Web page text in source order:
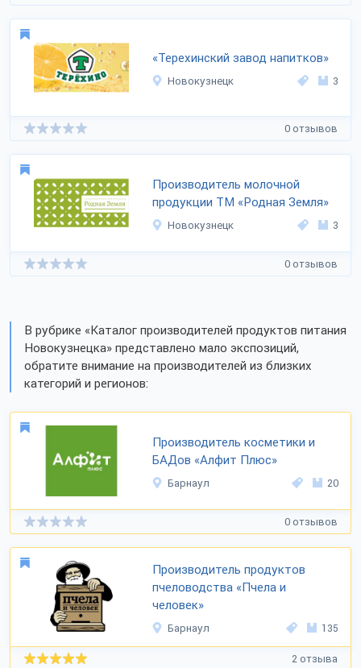
«Терехинский завод напитков»
Новокузнецк 3
0 отзывов
Производитель молочной
продукции ТМ «Родная Земля»
Новокузнецк 3
0 отзывов
В рубрике «Каталог производителей продуктов питания
Новокузнецка» представлено мало экспозиций,
обратите внимание на производителей из близких
категорий и регионов:
Производитель косметики и
БАДов «Алфит Плюс»
Барнаул 20
0 отзывов
Производитель продуктов
пчеловодства «Пчела и
человек»
Барнаул 135
2 отзыва